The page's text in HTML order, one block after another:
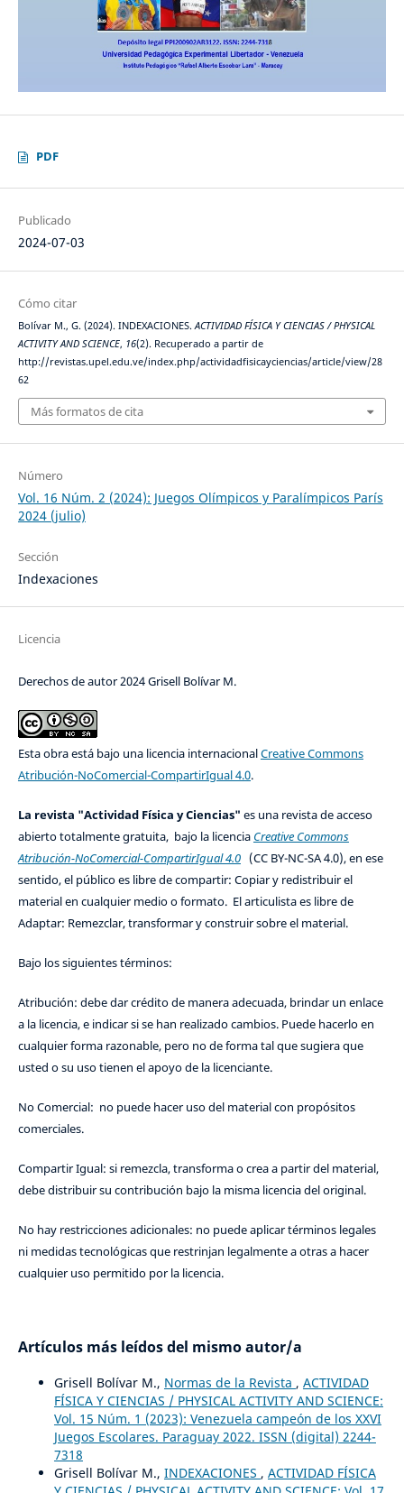
PDF
Publicado
2024-07-03
Cómo citar
Bolívar M., G. (2024). INDEXACIONES. ACTIVIDAD FÍSICA Y CIENCIAS / PHYSICAL
ACTIVITY AND SCIENCE, 16(2). Recuperado a partir de
http://revistas.upel.edu.ve/index.php/actividadfisicayciencias/article/view/28
62
Más formatos de cita
Número
Vol. 16 Núm. 2 (2024): Juegos Olímpicos y Paralímpicos París
2024 (julio)
Sección
Indexaciones
Licencia
Derechos de autor 2024 Grisell Bolívar M.
Esta obra está bajo una licencia internacionalCreative Commons
Atribución-NoComercial-CompartirIgual 4.0.
La revista "Actividad Física y Ciencias" es una revista de acceso
abierto totalmente gratuita, bajo la licencia Creative Commons
Atribución-NoComercial-CompartirIgual 4.0(CC BY-NC-SA 4.0), en ese
sentido, el público es libre de compartir: Copiar y redistribuir el
material en cualquier medio o formato. El articulista es libre de
Adaptar: Remezclar, transformar y construir sobre el material.
Bajo los siguientes términos:
Atribución: debe dar crédito de manera adecuada, brindar un enlace
a la licencia, e indicar si se han realizado cambios. Puede hacerlo en
cualquier forma razonable, pero no de forma tal que sugiera que
usted o su uso tienen el apoyo de la licenciante.
No Comercial: no puede hacer uso del material con propósitos
comerciales.
Compartir Igual: si remezcla, transforma o crea a partir del material,
debe distribuir su contribución bajo la misma licencia del original.
No hay restricciones adicionales: no puede aplicar términos legales
ni medidas tecnológicas que restrinjan legalmente a otras a hacer
cualquier uso permitido por la licencia.
Artículos más leídos del mismo autor/a
Grisell Bolívar M., Normas de la Revista , ACTIVIDAD
FÍSICA Y CIENCIAS / PHYSICAL ACTIVITY AND SCIENCE:
Vol. 15 Núm. 1 (2023): Venezuela campeón de los XXVI
Juegos Escolares. Paraguay 2022. ISSN (digital) 2244-
7318
Grisell Bolívar M., INDEXACIONES , ACTIVIDAD FÍSICA